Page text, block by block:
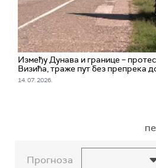
Између Дунава и границе –
Визића, траже пут без препрека
14. 07. 2026.
Прогноза